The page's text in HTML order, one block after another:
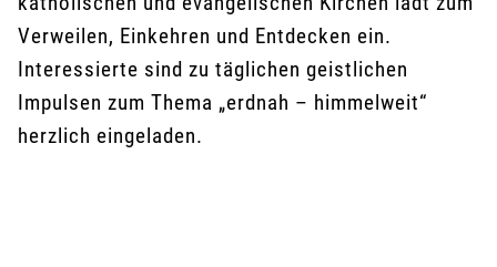
Verweilen, Einkehren und Entdecken ein.
Interessierte sind zu täglichen geistlichen
Impulsen zum Thema „erdnah – himmelweit“
herzlich eingeladen.